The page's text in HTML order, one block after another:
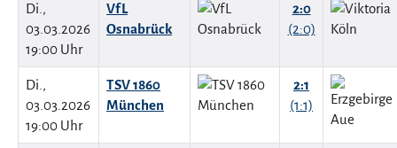
Di.,
03.03.2026
19:00 Uhr
VfL
Osnabrück
2:0
(2:0)
Di.,
03.03.2026
19:00 Uhr
TSV 1860
München
2:1
(1:1)